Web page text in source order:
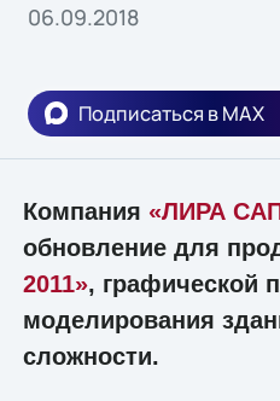
06.09.2018
Подписаться в MAX
Компания «ЛИРА
обновление для
2011», графической
моделирования
сложности.